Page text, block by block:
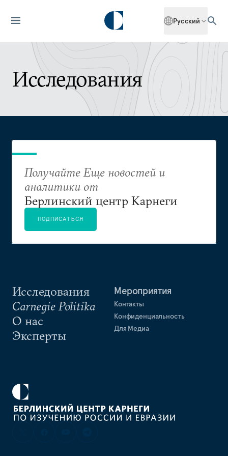
Русский
Исследования
Исследования
Carnegie Politika
О нас
Эксперты
Мероприятия
Контакты
Конфиденциальность
Для Медиа
Получайте Еще новостей и
аналитики от
Берлинский центр Карнеги
ПОДПИСАТЬСЯ